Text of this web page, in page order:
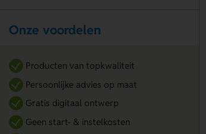
Onze voordelen
Producten van topkwaliteit
Persoonlijke advies op maat
Gratis digitaal ontwerp
Geen start- & instelkosten